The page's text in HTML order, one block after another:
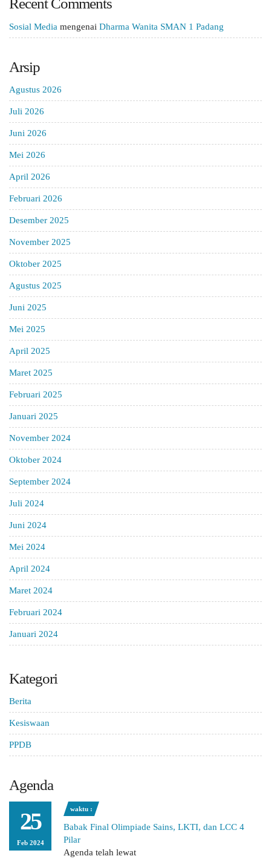
Sosial Media mengenai Dharma Wanita SMAN 1 Padang
Arsip
Agustus 2026
Juli 2026
Juni 2026
Mei 2026
April 2026
Februari 2026
Desember 2025
November 2025
Oktober 2025
Agustus 2025
Juni 2025
Mei 2025
April 2025
Maret 2025
Februari 2025
Januari 2025
November 2024
Oktober 2024
September 2024
Juli 2024
Juni 2024
Mei 2024
April 2024
Maret 2024
Februari 2024
Januari 2024
Kategori
Berita
Kesiswaan
PPDB
Agenda
25
Feb 2024
waktu :
Babak Final Olimpiade Sains, LKTI, dan LCC 4
Pilar
Agenda telah lewat